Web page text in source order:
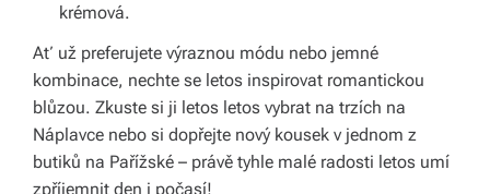
krémová.
Ať už preferujete výraznou módu nebo jemné
kombinace, nechte se letos inspirovat romantickou
blůzou. Zkuste si ji letos letos vybrat na trzích na
Náplavce nebo si dopřejte nový kousek v jednom z
butiků na Pařížské – právě tyhle malé radosti letos umí
zpříjemnit den i počasí!